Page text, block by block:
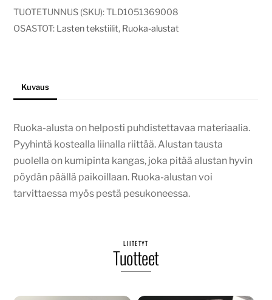
määrä
TUOTETUNNUS (SKU):TLD1051369008
OSASTOT: Lasten tekstiilit, Ruoka-alustat
Kuvaus
Ruoka-alusta on helposti puhdistettavaa materiaalia.
Pyyhintä kostealla liinalla riittää. Alustan tausta
puolella on kumipinta kangas, joka pitää alustan hyvin
pöydän päällä paikoillaan. Ruoka-alustan voi
tarvittaessa myös pestä pesukoneessa.
LIITETYT
Tuotteet